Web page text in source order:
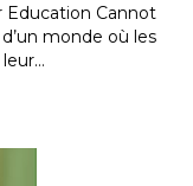
Education Cannot
monde où les